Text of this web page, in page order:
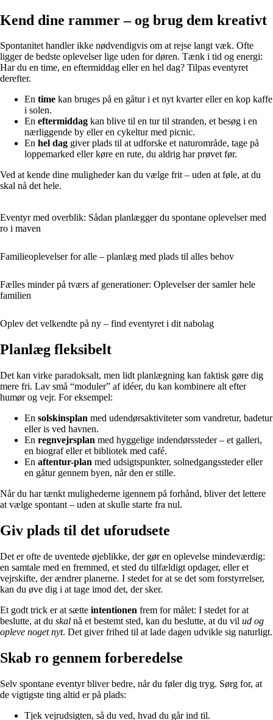
Kend dine rammer – og brug dem kreativt
Spontanitet handler ikke nødvendigvis om at rejse langt væk. Ofte
ligger de bedste oplevelser lige uden for døren. Tænk i tid og energi:
Har du en time, en eftermiddag eller en hel dag? Tilpas eventyret
derefter.
En time kan bruges på en gåtur i et nyt kvarter eller en kop kaffe
i solen.
En eftermiddag kan blive til en tur til stranden, et besøg i en
nærliggende by eller en cykeltur med picnic.
En hel dag giver plads til at udforske et naturområde, tage på
loppemarked eller køre en rute, du aldrig har prøvet før.
Ved at kende dine muligheder kan du vælge frit – uden at føle, at du
skal nå det hele.
Eventyr med overblik: Sådan planlægger du spontane oplevelser med
ro i maven
Familieoplevelser for alle – planlæg med plads til alles behov
Fælles minder på tværs af generationer: Oplevelser der samler hele
familien
Oplev det velkendte på ny – find eventyret i dit nabolag
Planlæg fleksibelt
Det kan virke paradoksalt, men lidt planlægning kan faktisk gøre dig
mere fri. Lav små “moduler” af idéer, du kan kombinere alt efter
humør og vejr. For eksempel:
En solskinsplan med udendørsaktiviteter som vandretur, badetur
eller is ved havnen.
En regnvejrsplan med hyggelige indendørssteder – et galleri,
en biograf eller et bibliotek med café.
En aftentur-plan med udsigtspunkter, solnedgangssteder eller
en gåtur gennem byen, når den er stille.
Når du har tænkt mulighederne igennem på forhånd, bliver det lettere
at vælge spontant – uden at skulle starte fra nul.
Giv plads til det uforudsete
Det er ofte de uventede øjeblikke, der gør en oplevelse mindeværdig:
en samtale med en fremmed, et sted du tilfældigt opdager, eller et
vejrskifte, der ændrer planerne. I stedet for at se det som forstyrrelser,
kan du øve dig i at tage imod det, der sker.
Et godt trick er at sætte intentionen frem for målet: I stedet for at
beslutte, at du skal nå et bestemt sted, kan du beslutte, at du vil ud og
opleve noget nyt. Det giver frihed til at lade dagen udvikle sig naturligt.
Skab ro gennem forberedelse
Selv spontane eventyr bliver bedre, når du føler dig tryg. Sørg for, at
de vigtigste ting altid er på plads:
Tjek vejrudsigten, så du ved, hvad du går ind til.